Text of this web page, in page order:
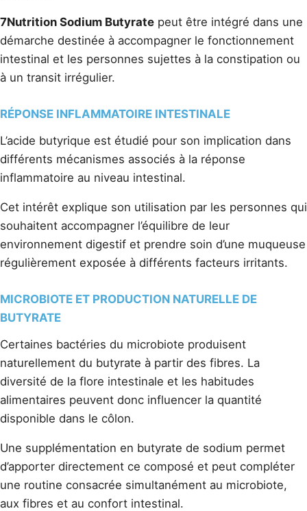
7Nutrition Sodium Butyrate peut être intégré dans une
démarche destinée à accompagner le fonctionnement
intestinal et les personnes sujettes à la constipation ou
à un transit irrégulier.
RÉPONSE INFLAMMATOIRE INTESTINALE
L’acide butyrique est étudié pour son implication dans
différents mécanismes associés à la réponse
inflammatoire au niveau intestinal.
Cet intérêt explique son utilisation par les personnes qui
souhaitent accompagner l’équilibre de leur
environnement digestif et prendre soin d’une muqueuse
régulièrement exposée à différents facteurs irritants.
MICROBIOTE ET PRODUCTION NATURELLE DE
BUTYRATE
Certaines bactéries du microbiote produisent
naturellement du butyrate à partir des fibres. La
diversité de la flore intestinale et les habitudes
alimentaires peuvent donc influencer la quantité
disponible dans le côlon.
Une supplémentation en butyrate de sodium permet
d’apporter directement ce composé et peut compléter
une routine consacrée simultanément au microbiote,
aux fibres et au confort intestinal.